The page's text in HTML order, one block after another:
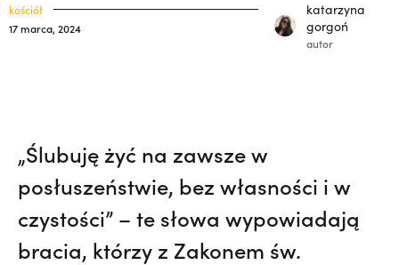
kuria prowincjalna
Kozieł | JESTEM,
On ocalał, jego bracia
zginęli. Z tym pytaniem żyje od 35 lat. |
kościół
17 marca, 2024
katarzyna
gorgoń
autor
„Ślubuję żyć na zawsze w
posłuszeństwie, bez własności i w
czystości” – te słowa wypowiadają
bracia, którzy z Zakonem św.